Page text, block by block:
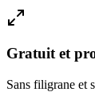
Gratuit et
Sans filigrane et